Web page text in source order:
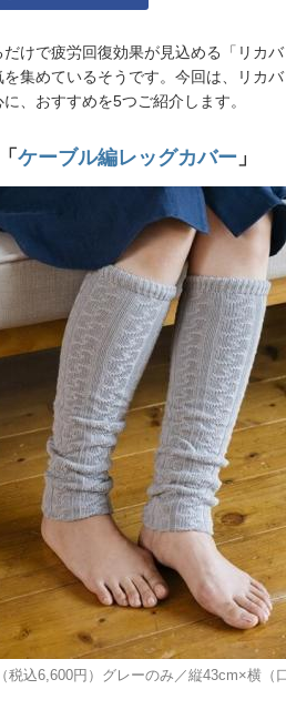
けで疲労回復効果が見込める「リカ
集めているそうです。今回は、リカ
、おすすめを5つご紹介します。
ケーブル編レッグカバー 」
税込6,600円）グレーのみ／縦43cm×横